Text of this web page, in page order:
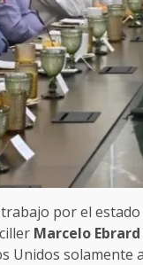
por el
Marcelo Ebrard
Unidos solamente